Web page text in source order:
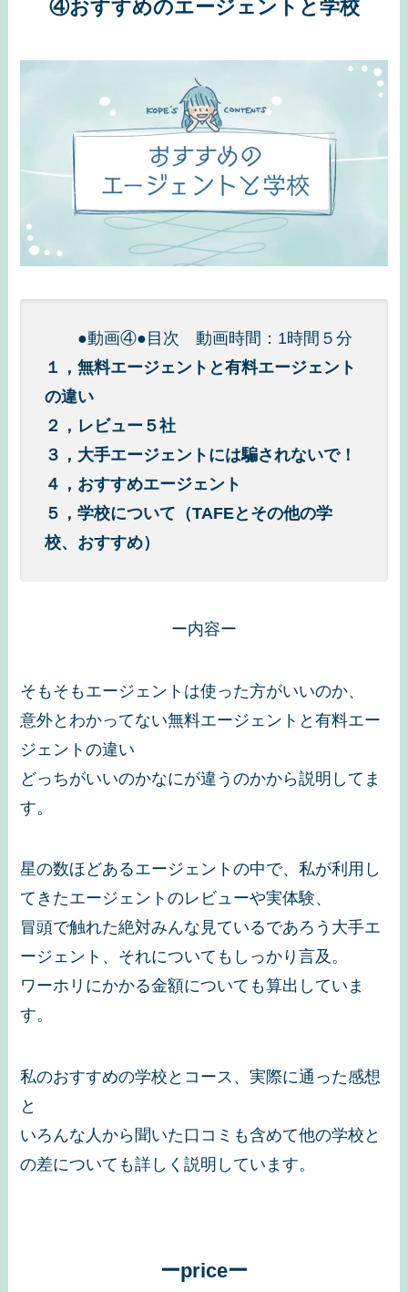
④おすすめのエージェントと学校
●動画④●目次 動画時間：1時間５分
１，無料エージェントと有料エージェント
の違い
２，レビュー５社
３，大手エージェントには騙されないで！
４，おすすめエージェント
５，学校について（TAFEとその他の学
校、おすすめ）
ー内容ー
そもそもエージェントは使った方がいいのか、
意外とわかってない無料エージェントと有料エー
ジェントの違い
どっちがいいのかなにが違うのかから説明してま
す。
星の数ほどあるエージェントの中で、私が利用し
てきたエージェントのレビューや実体験、
冒頭で触れた絶対みんな見ているであろう大手エ
ージェント、それについてもしっかり言及。
ワーホリにかかる金額についても算出していま
す。
私のおすすめの学校とコース、実際に通った感想
と
いろんな人から聞いた口コミも含めて他の学校と
の差についても詳しく説明しています。
ーpriceー